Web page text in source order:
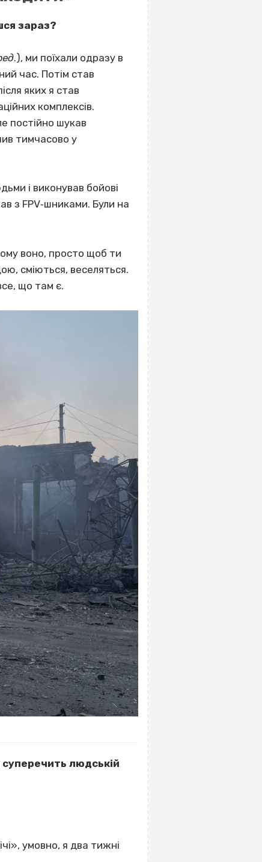
зараз?
.), ми поїхали одразу в
час. Потім став
яких я став
комплексів.
постійно шукав
тимчасово у
і виконував бойові
з FPV‐шниками. Були на
воно, просто щоб ти
сміються, веселяться.
що там є.
людській
умовно, я два тижні